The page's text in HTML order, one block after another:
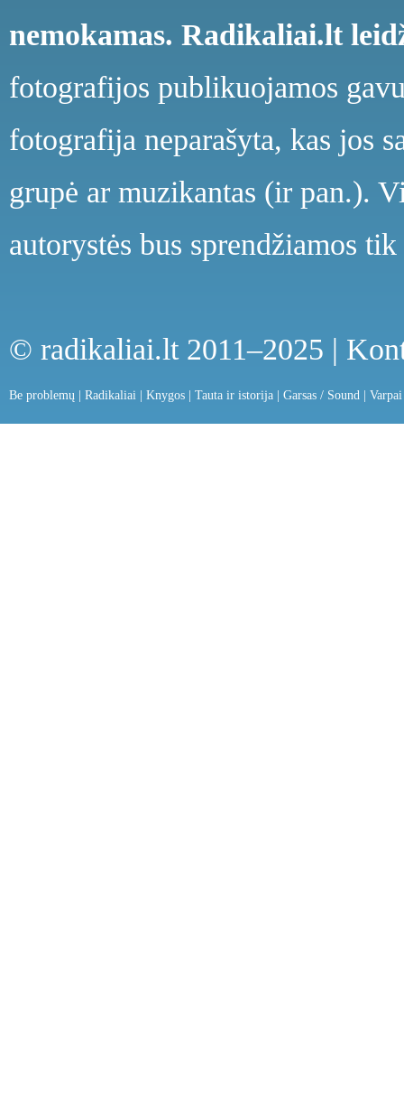
nemokamas. Radikaliai.lt
fotografijos publikuojamos
fotografija neparašyta, kas jos
grupė ar muzikantas (ir pan.).
autorystės bus sprendžiamos
© radikaliai.lt 2011–2025 |
Be problemų Radikaliai Knygos Tauta ir istorija Garsas / Sound Varpai